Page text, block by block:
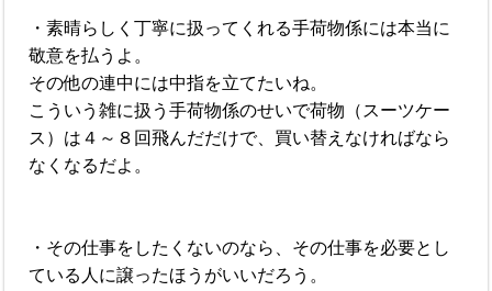
・素晴らしく丁寧に扱ってくれる手荷物係には本当に
敬意を払うよ。
その他の連中には中指を立てたいね。
こういう雑に扱う手荷物係のせいで荷物（スーツケー
ス）は４～８回飛んだだけで、買い替えなければなら
なくなるだよ。
・その仕事をしたくないのなら、その仕事を必要とし
ている人に譲ったほうがいいだろう。